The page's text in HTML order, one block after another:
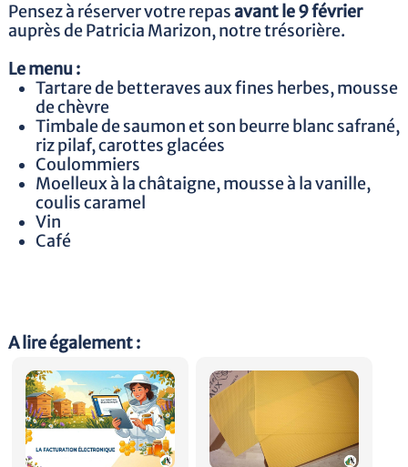
Pensez à réserver votre repasavant le 9 février
auprès de Patricia Marizon, notre trésorière.
Le menu :
Tartare de betteraves aux fines herbes, mousse
de chèvre
Timbale de saumon et son beurre blanc safrané,
riz pilaf, carottes glacées
Coulommiers
Moelleux à la châtaigne, mousse à la vanille,
coulis caramel
Vin
Café
A lire également :